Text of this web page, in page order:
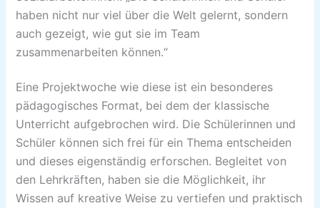
haben nicht nur viel über die Welt gelernt, sondern
auch gezeigt, wie gut sie im Team
zusammenarbeiten können.“
Eine Projektwoche wie diese ist ein besonderes
pädagogisches Format, bei dem der klassische
Unterricht aufgebrochen wird. Die Schülerinnen und
Schüler können sich frei für ein Thema entscheiden
und dieses eigenständig erforschen. Begleitet von
den Lehrkräften, haben sie die Möglichkeit, ihr
Wissen auf kreative Weise zu vertiefen und praktisch